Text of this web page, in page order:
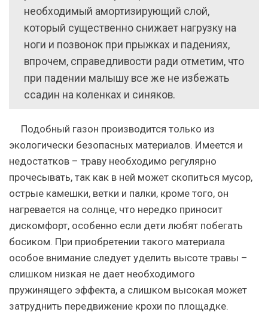
необходимый амортизирующий слой,
который существенно снижает нагрузку на
ноги и позвонок при прыжках и падениях,
впрочем, справедливости ради отметим, что
при падении малышу все же не избежать
ссадин на коленках и синяков.
Подобный газон производится только из
экологически безопасных материалов. Имеется и
недостатков – траву необходимо регулярно
прочесывать, так как в ней может скопиться мусор,
острые камешки, ветки и палки, кроме того, он
нагревается на солнце, что нередко приносит
дискомфорт, особенно если дети любят побегать
босиком. При приобретении такого материала
особое внимание следует уделить высоте травы –
слишком низкая не дает необходимого
пружинящего эффекта, а слишком высокая может
затруднить передвижение крохи по площадке.